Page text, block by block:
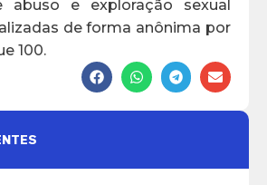
abuso e exploração sexual
de forma anônima por
100.